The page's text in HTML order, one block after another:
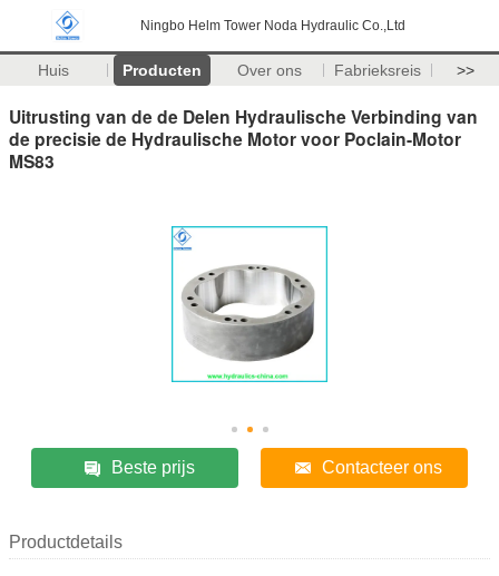
Ningbo Helm Tower Noda Hydraulic Co.,Ltd
Huis Producten Over ons Fabrieksreis >>
Uitrusting van de de Delen Hydraulische Verbinding van
de precisie de Hydraulische Motor voor Poclain-Motor
MS83
Beste prijs Contacteer ons
Productdetails